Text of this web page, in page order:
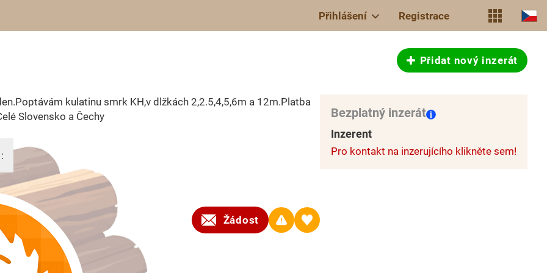
Přihlášení Registrace
Přidat nový inzerát
kulatinu smrk KH,v dlžkách 2,2.5,4,5,6m a 12m.Platba
Slovensko a Čechy
Žádost
Bezplatný inzerát
Inzerent
Pro kontakt na inzerujícího klikněte sem!